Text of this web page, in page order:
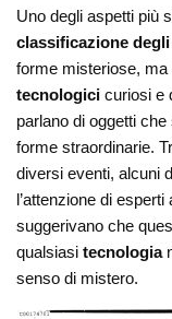
Uno degli aspetti più
classificazione
forme misteriose,
tecnologici curiosi e
parlano di oggetti
forme straordinarie.
diversi eventi, alcuni
l’attenzione di
suggerivano che
qualsiasitecnologia
senso di mistero.